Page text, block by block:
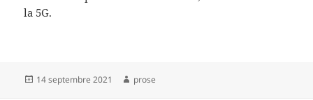
la 5G.
Publié
14 septembre 2021 Auteur
prose